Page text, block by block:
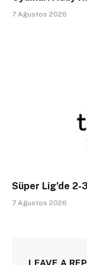
7 Ağustos 2026
Süper Lig’de 2-
7 Ağustos 2026